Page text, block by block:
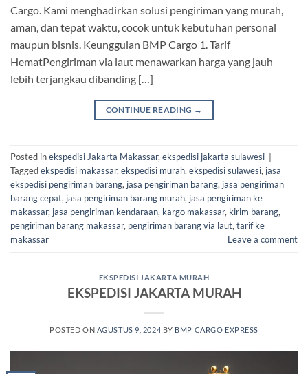
Cargo. Kami menghadirkan solusi pengiriman yang murah,
aman, dan tepat waktu, cocok untuk kebutuhan personal
maupun bisnis. Keunggulan BMP Cargo 1. Tarif
HematPengiriman via laut menawarkan harga yang jauh
lebih terjangkau dibanding […]
CONTINUE READING →
Posted inekspedisi Jakarta Makassar, ekspedisi jakarta sulawesi
Taggedekspedisi makassar, ekspedisi murah, ekspedisi sulawesi, jasa
ekspedisi pengiriman barang, jasa pengiriman barang, jasa pengiriman
barang cepat, jasa pengiriman barang murah, jasa pengiriman ke
makassar, jasa pengiriman kendaraan, kargo makassar, kirim barang,
pengiriman barang makassar, pengiriman barang via laut, tarif ke
makassar
Leave a comment
EKSPEDISI JAKARTA MURAH
EKSPEDISI JAKARTA MURAH
POSTED ON AGUSTUS 9, 2024 BY BMP CARGO EXPRESS